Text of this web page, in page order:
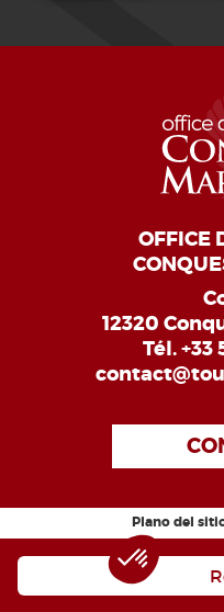
OFFICE
12320
Tél.+33
Plano del